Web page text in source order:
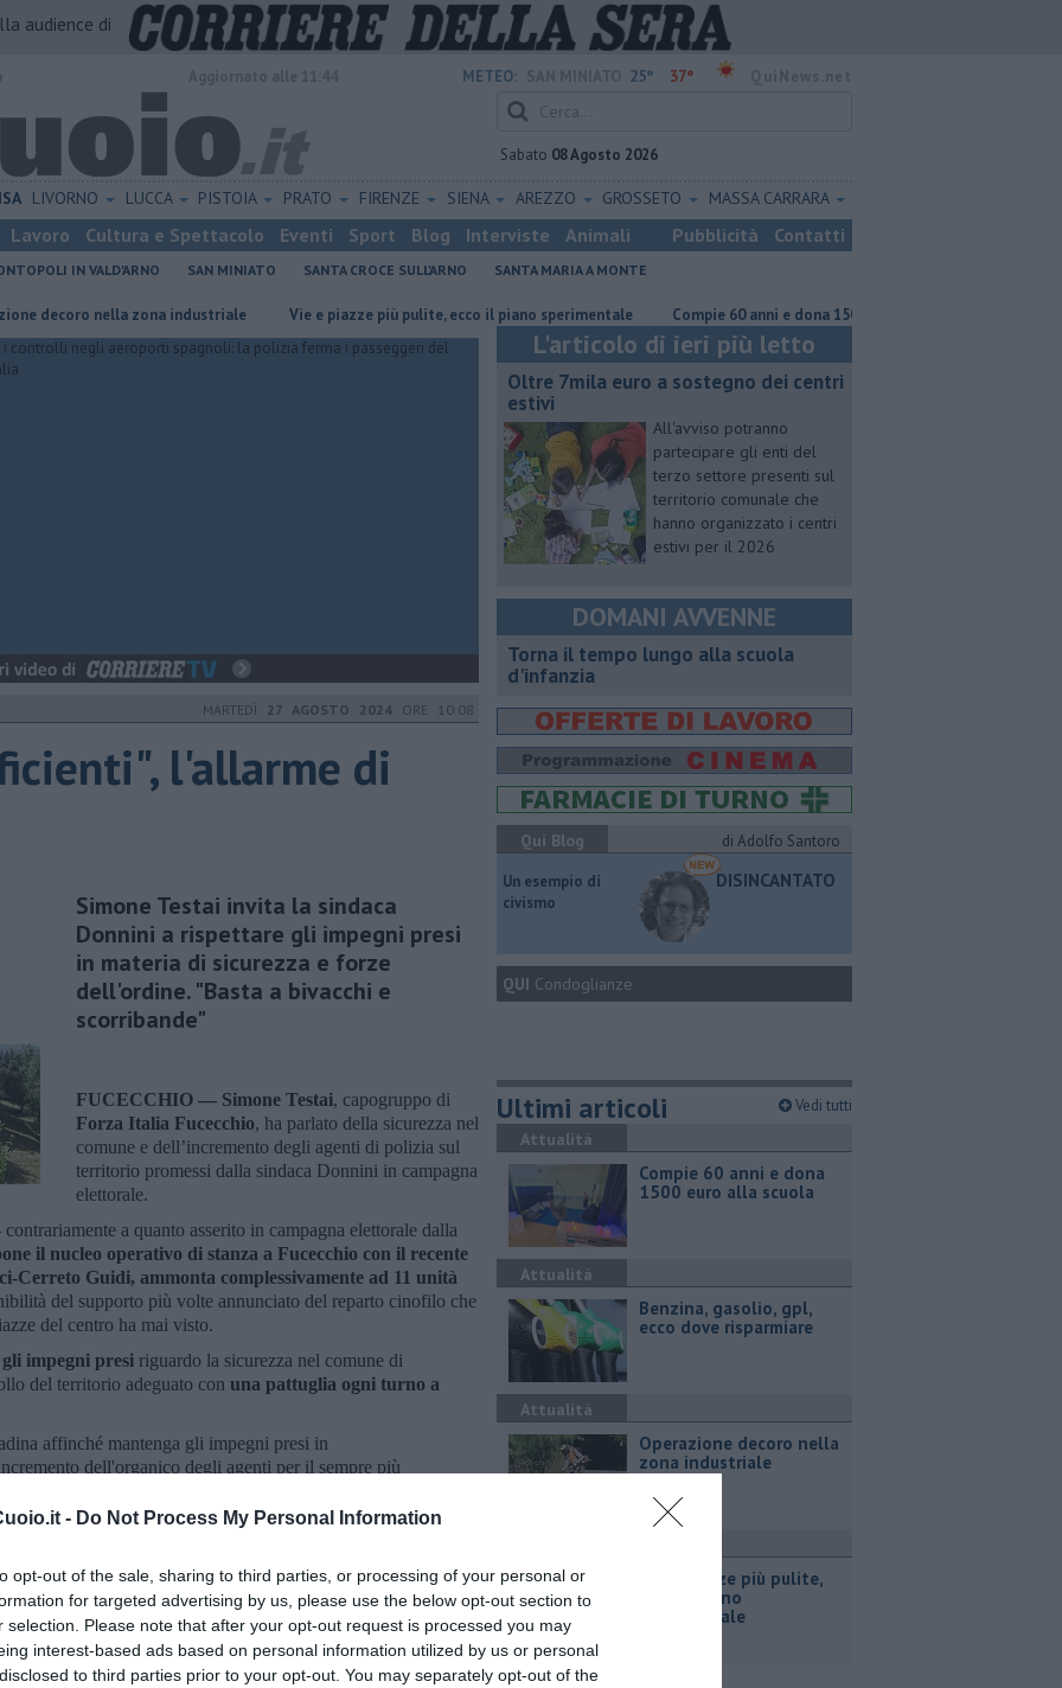
- Do Not Process My Personal Information
opt-out of the sale, sharing to third parties, or processing of your personal or
for targeted advertising by us, please use the below opt-out section to
selection. Please note that after your opt-out request is processed you may
interest-based ads based on personal information utilized by us or personal
to third parties prior to your opt-out. You may separately opt-out of the
audience di
METEO: 25° 37°
Sabato 08 Agosto 2026
LIVORNO LUCCA PISTOIA PRATO FIRENZE SIENA AREZZO GROSSETO MASSA CARRARA
Lavoro Cultura e Spettacolo Eventi Sport Blog Interviste Animali Pubblicità Contatti
IN VALD'ARNO SAN MINIATO SANTA CROCE SULL'ARNO SANTA MARIA A MONTE
nella zona industriale Vie e piazze più pulite, ecco il piano sperimentale Compie 60 anni e dona 1500 euro alla scuola
MARTEDÌ 27 AGOSTO 2024 ORE 10:08
l'allarme di
Simone Testai invita la sindaca
Donnini a rispettare gli impegni presi
in materia di sicurezza e forze
dell'ordine. "Basta a bivacchi e
scorribande"
FUCECCHIO — Simone Testai, capogruppo di
Forza Italia Fucecchio, ha parlato della sicurezza nel
comune e dell’incremento degli agenti di polizia sul
territorio promessi dalla sindaca Donnini in campagna
elettorale.
a quanto asserito in campagna elettorale dalla
il nucleo operativo di stanza a Fucecchio con il recente
Cerreto Guidi, ammonta complessivamente ad 11 unità
del supporto più volte annunciato del reparto cinofilo che
del centro ha mai visto.
impegni presi riguardo la sicurezza nel comune di
del territorio adeguato con una pattuglia ogni turno a
affinché mantenga gli impegni presi in
dell'organico degli agenti per il sempre più
ha concluso testai -
di Giuseppe Montanelli, la piazza trasformata in un
e scorrazzare indisturbati monopattini elettrici con due
strade centrali”.
L'articolo di ieri più letto
Oltre 7mila euro a sostegno dei centri
estivi
All'avviso potranno
partecipare gli enti del
terzo settore presenti sul
territorio comunale che
hanno organizzato i centri
estivi per il 2026
DOMANI AVVENNE
Torna il tempo lungo alla scuola
d'infanzia
Qui Blog
di Adolfo Santoro
​Un esempio di
civismo
DISINCANTATO
QUI Condoglianze
Ultimi articoli Vedi tutti
Attualità
Compie 60 anni e dona
1500 euro alla scuola
Attualità
​Benzina, gasolio, gpl,
ecco dove risparmiare
Attualità
Operazione decoro nella
zona industriale
Vie e piazze più pulite,
ecco il piano
sperimentale